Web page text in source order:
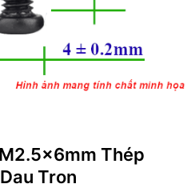
Thép
Tron